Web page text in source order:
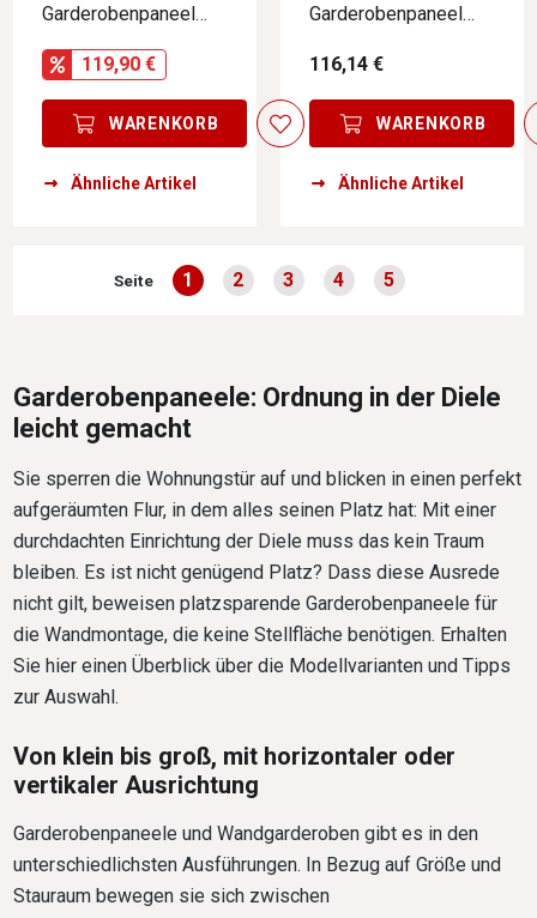
Garderobenpaneel
IDEA ANTHRAZIT
119,90 €
WARENKORB
Ähnliche Artikel
Garderobenpaneel
116,14 €
WARENKORB
Ähnliche Artikel
Seite
Seite
1
Seite
2
Seite
3
Seite
4
Seite
5
Garderobenpaneele: Ordnung in der Diele
leicht gemacht
Sie sperren die Wohnungstür auf und blicken in einen perfekt
aufgeräumten Flur, in dem alles seinen Platz hat: Mit einer
durchdachten Einrichtung der Diele muss das kein Traum
bleiben. Es ist nicht genügend Platz? Dass diese Ausrede
nicht gilt, beweisen platzsparende Garderobenpaneele für
die Wandmontage, die keine Stellfläche benötigen. Erhalten
Sie hier einen Überblick über die Modellvarianten und Tipps
zur Auswahl.
Von klein bis groß, mit horizontaler oder
vertikaler Ausrichtung
Garderobenpaneele und Wandgarderoben gibt es in den
unterschiedlichsten Ausführungen. In Bezug auf Größe und
Stauraum bewegen sie sich zwischen